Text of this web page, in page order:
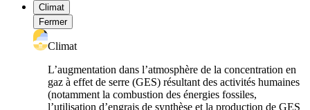
Climat
Fermer
Climat
L’augmentation dans l’atmosphère de la concentration en
gaz à effet de serre (GES) résultant des activités humaines
(notamment la combustion des énergies fossiles,
l’utilisation d’engrais de synthèse et la production de GES